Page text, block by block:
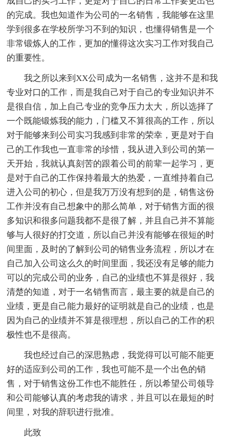
的完成。我也知道作为公司的一名销售，我能够在这里
学到很多在学校所学习不到的知识，也懂得销售是一个
非常锻炼人的工作，更加的懂得这次实习工作对我自己
的重要性。
我之所以来到XX公司成为一名销售，这并不是和我
专业对口的工作，而是我自己对于自己的专业知识并不
是很自信，加上自己专业的竞争压力太大，所以选择了
一个既能锻炼我的能力，门槛又不算很高的工作，所以
对于能够来到公司实习我感到非常的荣幸，更是对于自
己的工作我也一直非常的珍惜，我从进入到公司的第一
天开始，我就认真刻苦的跟着公司的前辈一起学习，更
是对于自己的工作保持着最大的热爱，一直维持着自己
进入公司的初心，但是我万万没有想到的是，销售这份
工作并没有自己想象中的那么简单，对于销售方面的很
多知识和很多问题我都不是很了解，并且自己并不算能
够与人很好的打交道，所以自己并没有能够在很短的时
间里面，及时的了解到公司的销售业务流程，所以才在
自己加入公司这么久的时间里面，我还没有足够的能力
可以的完成公司的业务，自己的业绩也不算是很好，我
清楚的知道，对于一名销售而言，最主要的就是自己的
业绩，更是自己能力最好的证明就是自己的业绩，也是
因为自己的业绩并不算是很理想，所以自己的工作的积
极性也不是很高。
我也经过自己的深思熟虑，我觉得可以可能不能更
好的适应到公司的工作，我也可能不是一个出色的销
售，对于销售这份工作也不能胜任，所以希望公司领导
和公司能够认真的考虑我的请求，并且可以在最短的时
间里，对我的辞职进行批准。
此致